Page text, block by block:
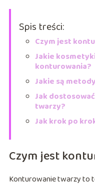
Spis treści:
Czym jest
Jakie
konturowania?
Jakie są
Jak
twarzy?
Jak krok po
Czym jest
Konturowanie twarzy to